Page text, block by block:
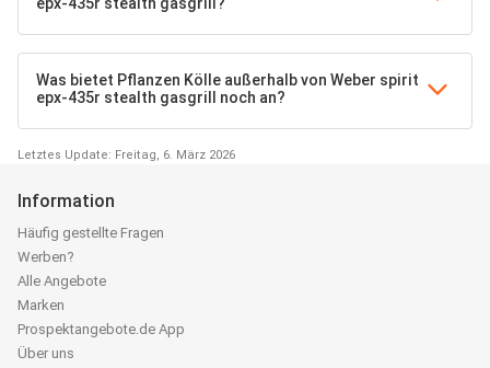
Was bietet Pflanzen Kölle außerhalb von Weber spirit
epx-435r stealth gasgrill noch an?
Letztes Update: Freitag, 6. März 2026
Information
Häufig gestellte Fragen
Werben?
Alle Angebote
Marken
Prospektangebote.de App
Über uns